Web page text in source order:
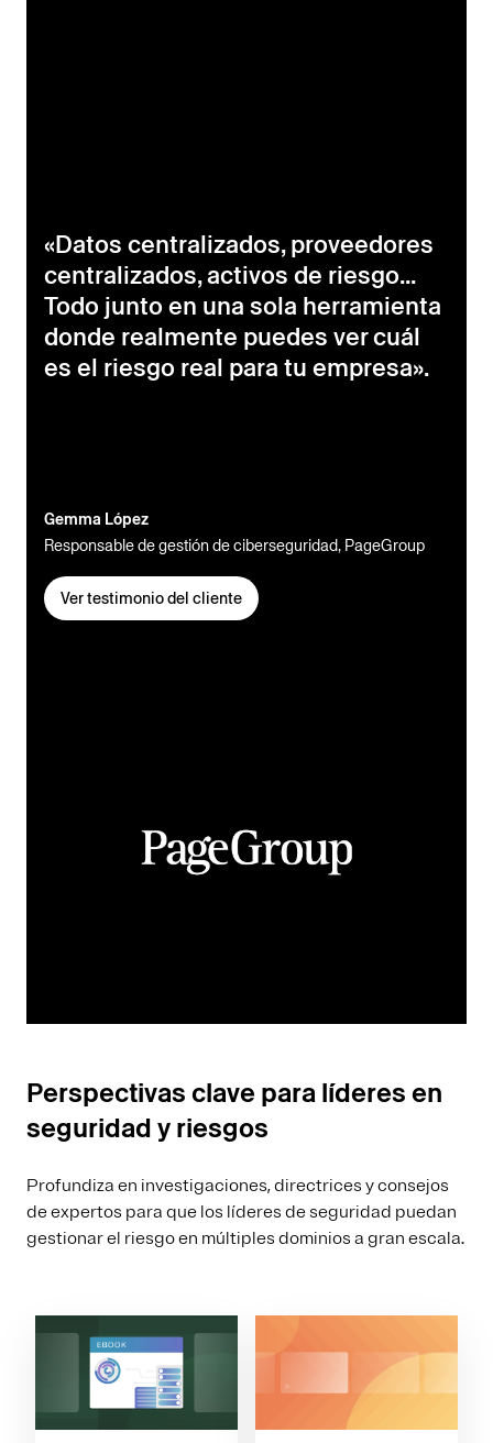
«Datos centralizados, proveedores
centralizados, activos de riesgo...
Todo junto en una sola herramienta
donde realmente puedes ver cuál
es el riesgo real para tu empresa».
Gemma López
Responsable de gestión de ciberseguridad, PageGroup
Ver testimonio del cliente
Perspectivas clave para líderes en
seguridad y riesgos
Profundiza en investigaciones, directrices y consejos
de expertos para que los líderes de seguridad puedan
gestionar el riesgo en múltiples dominios a gran escala.